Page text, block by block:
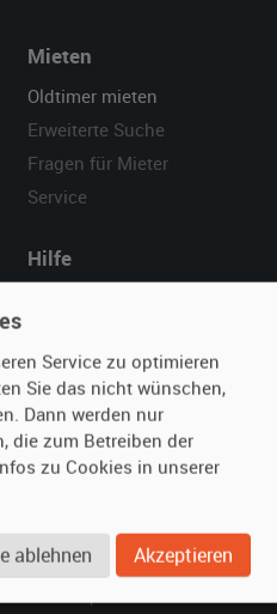
Mieten
Oldtimer mieten
Erweiterte Suche
Fragen für Mieter
Service
Hilfe
Kontakt
Service zu optimieren
Sie das nicht wünschen,
Dann werden nur
die zum Betreiben der
zu Cookies in unserer
ablehnen Akzeptieren